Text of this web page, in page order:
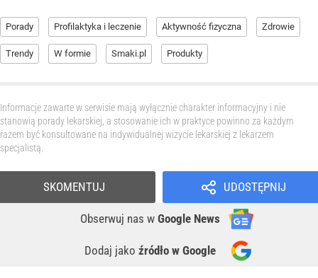
Porady Profilaktyka i leczenie Aktywność fizyczna Zdrowie
Trendy W formie Smaki.pl Produkty
Informacje zawarte w serwisie mają wyłącznie charakter informacyjny i nie
stanowią porady lekarskiej, a stosowanie ich w praktyce powinno za każdym
razem być konsultowane na indywidualnej wizycie lekarskiej z lekarzem
specjalistą.
UDOSTĘPNIJ
Obserwuj nas w Google News
Dodaj jako źródło w Google
SKOMENTUJ